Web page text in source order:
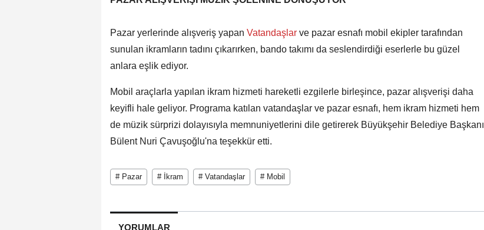
Pazar yerlerinde alışveriş yapan Vatandaşlar ve pazar esnafı mobil ekipler tarafından
sunulan ikramların tadını çıkarırken, bando takımı da seslendirdiği eserlerle bu güzel
anlara eşlik ediyor.
Mobil araçlarla yapılan ikram hizmeti hareketli ezgilerle birleşince, pazar alışverişi daha
keyifli hale geliyor. Programa katılan vatandaşlar ve pazar esnafı, hem ikram hizmeti hem
de müzik sürprizi dolayısıyla memnuniyetlerini dile getirerek Büyükşehir Belediye Başkanı
Bülent Nuri Çavuşoğlu'na teşekkür etti.
# Pazar # İkram # Vatandaşlar # Mobil
YORUMLAR